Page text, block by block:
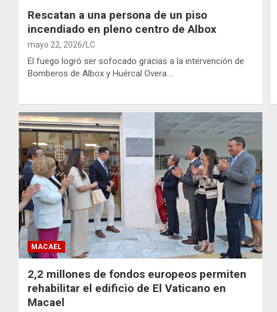
Rescatan a una persona de un piso
incendiado en pleno centro de Albox
mayo 22, 2026 LC
El fuego logró ser sofocado gracias a la intervención de
Bomberos de Albox y Huércal Overa.…
MACAEL
2,2 millones de fondos europeos permiten
rehabilitar el edificio de El Vaticano en
Macael